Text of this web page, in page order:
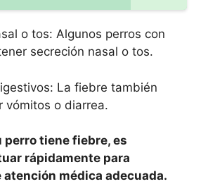
o tos: Algunos perros con
secreción nasal o tos.
La fiebre también
vómitos o diarrea.
perro tiene fiebre, es
rápidamente para
médica adecuada.